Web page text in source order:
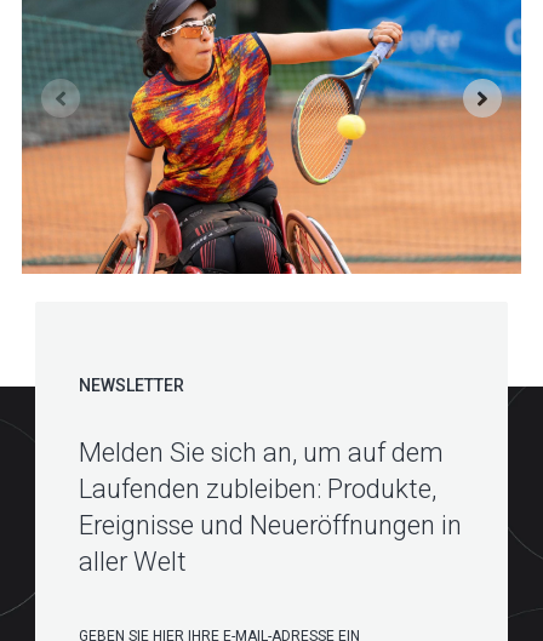
NEWSLETTER
Melden Sie sich an, um auf dem
Laufenden zubleiben: Produkte,
Ereignisse und Neueröffnungen in
aller Welt